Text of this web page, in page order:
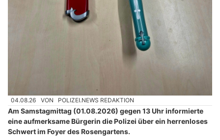
04.08.26 VON POLIZEI.NEWS REDAKTION
Am Samstagmittag (01.08.2026) gegen 13 Uhr informierte
eine aufmerksame Bürgerin die Polizei über ein herrenloses
Schwert im Foyer des Rosengartens.